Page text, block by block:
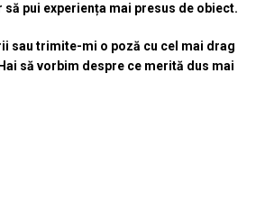
pui experiența mai presus de obiect.
sau trimite-mi o poză cu cel mai drag
să vorbim despre ce merită dus mai